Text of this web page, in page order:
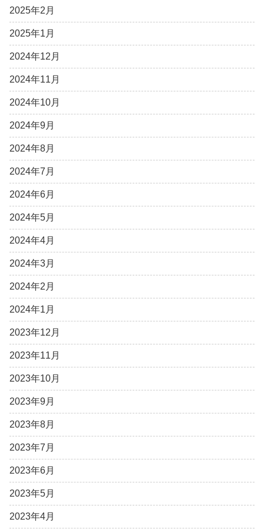
2025年2月
2025年1月
2024年12月
2024年11月
2024年10月
2024年9月
2024年8月
2024年7月
2024年6月
2024年5月
2024年4月
2024年3月
2024年2月
2024年1月
2023年12月
2023年11月
2023年10月
2023年9月
2023年8月
2023年7月
2023年6月
2023年5月
2023年4月